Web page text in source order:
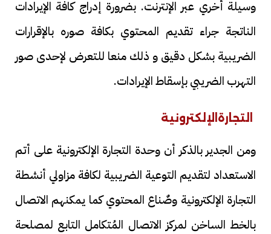
وسيلة أخري عبر الإنترنت. بضرورة إدراج كافة الإيرادات
الناتجة جراء تقديم المحتوي بكافة صوره بالإقرارات
الضريبية بشكل دقيق و ذلك منعا للتعرض لإحدى صور
التهرب الضريبي بإسقاط الإيرادات.
التجارة الإلكترونية
ومن الجدير بالذكر أن وحدة التجارة الإلكترونية على أتم
الاستعداد لتقديم التوعية الضريبية لكافة مزاولي أنشطة
التجارة الإلكترونية وصٌناع المحتوي كما يمكنهم الاتصال
بالخط الساخن لمركز الاتصال المُتكامل التابع لمصلحة